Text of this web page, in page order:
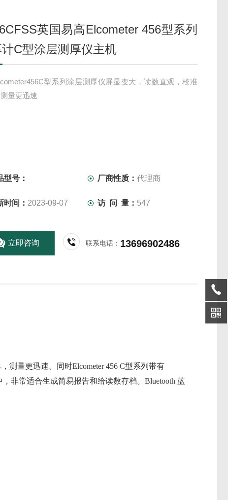
英国易高Elcometer 456型系列
C型涂层测厚仪主机
型系列涂层测厚仪屏显变大，读数直观，校准
量更迅速
型号： 厂商性质：代理商
时间： 2023-09-07 访 问 量： 547
立即咨询 联系电话： 13696902486
测量更迅速。同时Elcometer 456 C型系列带有
非常适合生成简易报告和给读数存档。Bluetooth 蓝